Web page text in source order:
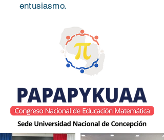
entusiasmo.